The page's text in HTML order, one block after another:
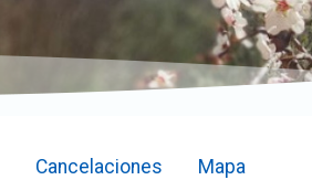
Cancelaciones Mapa